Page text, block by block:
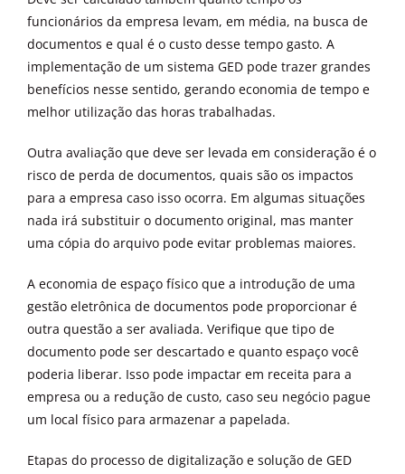
funcionários da empresa levam, em média, na busca de
documentos e qual é o custo desse tempo gasto. A
implementação de um sistema GED pode trazer grandes
benefícios nesse sentido, gerando economia de tempo e
melhor utilização das horas trabalhadas.
Outra avaliação que deve ser levada em consideração é o
risco de perda de documentos, quais são os impactos
para a empresa caso isso ocorra. Em algumas situações
nada irá substituir o documento original, mas manter
uma cópia do arquivo pode evitar problemas maiores.
A economia de espaço físico que a introdução de uma
gestão eletrônica de documentos pode proporcionar é
outra questão a ser avaliada. Verifique que tipo de
documento pode ser descartado e quanto espaço você
poderia liberar. Isso pode impactar em receita para a
empresa ou a redução de custo, caso seu negócio pague
um local físico para armazenar a papelada.
Etapas do processo de digitalização e solução de GED